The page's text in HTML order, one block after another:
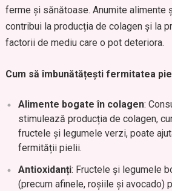
ferme și sănătoase. Anumite alimente
contribui la producția de colagen și la
factorii de mediu care o pot deteriora.
Cum să îmbunătățești fermitatea
Alimente bogate în colagen:
stimulează producția de colagen,
fructele și legumele verzi, poate
fermității pielii.
Antioxidanți: Fructele și legumele
(precum afinele, roșiile și avocado)